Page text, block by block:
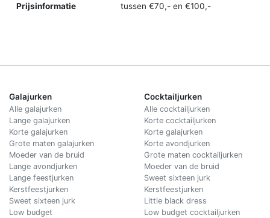
Prijsinformatie tussen €70,- en €100,-
Galajurken
Alle galajurken
Lange galajurken
Korte galajurken
Grote maten galajurken
Moeder van de bruid
Lange avondjurken
Lange feestjurken
Kerstfeestjurken
Sweet sixteen jurk
Low budget
Cocktailjurken
Alle cocktailjurken
Korte cocktailjurken
Korte galajurken
Korte avondjurken
Grote maten cocktailjurken
Moeder van de bruid
Sweet sixteen jurk
Kerstfeestjurken
Little black dress
Low budget cocktailjurken